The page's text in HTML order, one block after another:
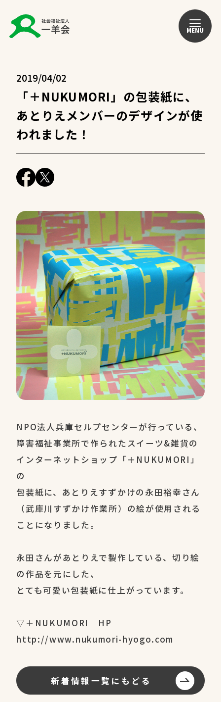
MENU
2019/04/02
「＋NUKUMORI」の包装紙に、
あとりえメンバーのデザインが使
われました！
NPO法人兵庫セルプセンターが行っている、
障害福祉事業所で作られたスイーツ&雑貨の
インターネットショップ「＋NUKUMORI」
の
包装紙に、あとりえすずかけの永田裕幸さん
（武庫川すずかけ作業所）の絵が使用される
ことになりました。
永田さんがあとりえで製作している、切り絵
の作品を元にした、
とても可愛い包装紙に仕上がっています。
▽＋NUKUMORI HP
http://www.nukumori-hyogo.com
新着情報一覧にもどる